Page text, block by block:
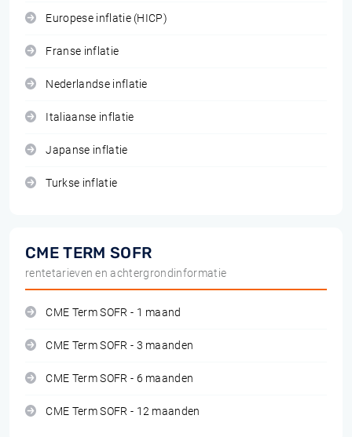
Europese inflatie (HICP)
Franse inflatie
Nederlandse inflatie
Italiaanse inflatie
Japanse inflatie
Turkse inflatie
CME TERM SOFR
rentetarieven en achtergrondinformatie
CME Term SOFR - 1 maand
CME Term SOFR - 3 maanden
CME Term SOFR - 6 maanden
CME Term SOFR - 12 maanden